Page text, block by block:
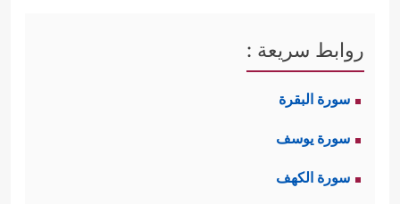
روابط سريعة :
سورة البقرة
سورة يوسف
سورة الكهف